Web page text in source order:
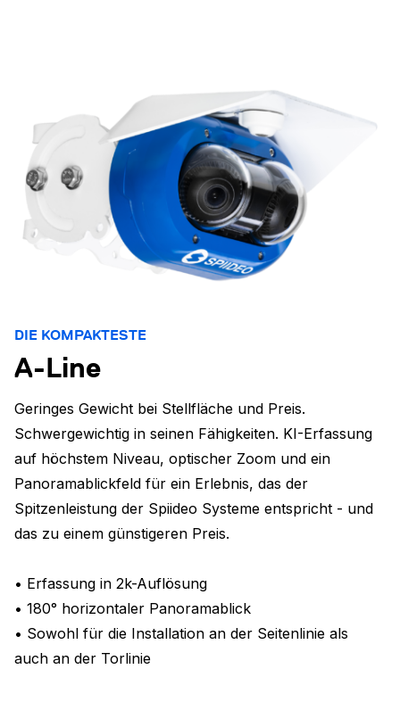
DIE KOMPAKTESTE
A-Line
Geringes Gewicht bei Stellfläche und Preis.
Schwergewichtig in seinen Fähigkeiten. KI-Erfassung
auf höchstem Niveau, optischer Zoom und ein
Panoramablickfeld für ein Erlebnis, das der
Spitzenleistung der Spiideo Systeme entspricht - und
das zu einem günstigeren Preis.
• Erfassung in 2k-Auflösung
• 180° horizontaler Panoramablick
• Sowohl für die Installation an der Seitenlinie als
auch an der Torlinie